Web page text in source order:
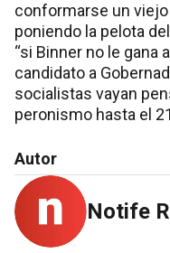
conformarse un
poniendo la pelota
“si Binner no le gana
candidato a
socialistas vayan
peronismo hasta el
Autor
Notife